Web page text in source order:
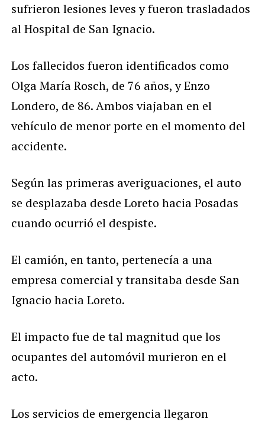
sufrieron lesiones leves y fueron trasladados
al Hospital de San Ignacio.
Los fallecidos fueron identificados como
Olga María Rosch, de 76 años, y Enzo
Londero, de 86. Ambos viajaban en el
vehículo de menor porte en el momento del
accidente.
Según las primeras averiguaciones, el auto
se desplazaba desde Loreto hacia Posadas
cuando ocurrió el despiste.
El camión, en tanto, pertenecía a una
empresa comercial y transitaba desde San
Ignacio hacia Loreto.
El impacto fue de tal magnitud que los
ocupantes del automóvil murieron en el
acto.
Los servicios de emergencia llegaron